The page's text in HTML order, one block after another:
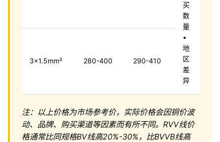
买
数
量
•
地
区
差
异
3×1.5mm² 280-400 290-410
注：以上价格为市场参考价，实际价格会因铜价波
动、品牌、购买渠道等因素而有所不同。RVV线价
格通常比同规格BV线高20%-30%，比BVVB线高